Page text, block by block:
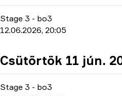
Stage 3 - bo3
12.06.2026, 20:05
Csütörtök 11 jún.
Stage 3 - bo3